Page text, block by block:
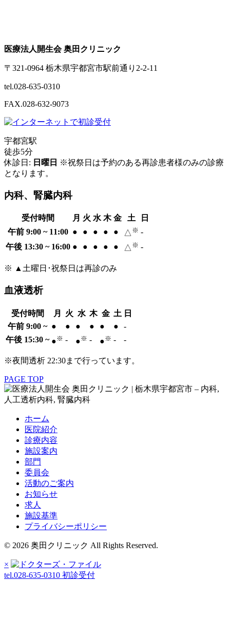
医療法人開生会 奥田クリニック
〒321-0964 栃木県宇都宮市駅前通り2-2-11
tel.028-635-0310
FAX.028-632-9073
宇都宮駅
徒歩5分
休診日: 日曜日 ※祝祭日は予約のある再診患者様のみの診療
となります。
内科、腎臓内科
受付時間 月 火 水 木 金 土
日
午前 9:00 ~ 11:00 ● ● ● ● ● △ ※ -
午後 13:30 ~ 16:00 ● ● ● ● ● △ ※ -
※ ▲土曜日･祝祭日は再診のみ
血液透析
受付時間 月 火 水 木 金 土 日
午前 9:00 ~ ● ● ● ● ● ●
-
午後 15:30 ~ ● ※ - ● ※ - ● ※ - -
※夜間透析 22:30まで行っています。
PAGE TOP
ホーム
医院紹介
診療内容
施設案内
部門
委員会
活動のご案内
お知らせ
求人
施設基準
プライバシーポリシー
© 2026 奥田クリニック All Rights Reserved.
×
tel.028-635-0310 初診受付